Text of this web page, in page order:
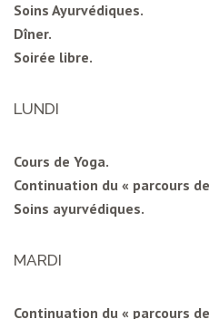
Soins Ayurvédiques.
Dîner.
Soirée libre.
LUNDI
Cours de Yoga.
Continuation du « parcours
Soins ayurvédiques.
MARDI
Continuation du « parcours